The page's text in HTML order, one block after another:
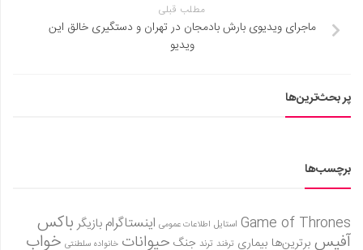
مطلب قبلی
ماجرای ویدیوی بارش بادمجان در تهران و دستگیری خالق این
ویدیو
پر بحث‌ترین‌ها
برچسب‌ها
Game of Thrones استایل اطلاعات عمومی اینستاگرام بازیگر باکس
آفیس برترین‌ها بیماری ترفند ترند جنگ حیوانات خانواده سلطنتی خواب